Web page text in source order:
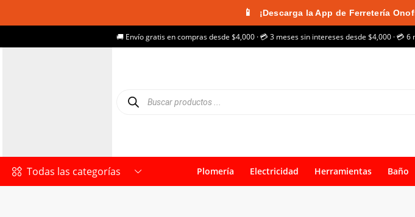
📱 ¡Descarga la App de Ferretería
🚚 Envío gratis en compras desde $4,000 · 💳 3 meses sin intereses desde $4,000 · 💳
Todas las categorías Plomería Electricidad Herramientas Baño